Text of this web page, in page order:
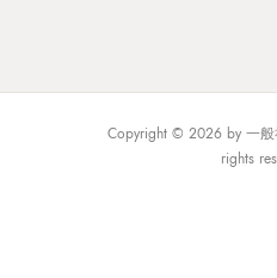
Copyright © 2026 by 一般
rights